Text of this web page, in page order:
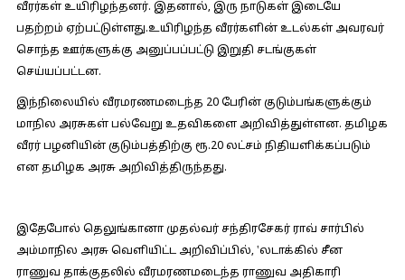
வீரர்கள் உயிரிழந்தனர். இதனால், இரு நாடுகள் இடையே
பதற்றம் ஏற்பட்டுள்ளது.உயிரிழந்த வீரர்களின் உடல்கள் அவரவர்
சொந்த ஊர்களுக்கு அனுப்பப்பட்டு இறுதி சடங்குகள்
செய்யப்பட்டன.
இந்நிலையில் வீரமரணமடைந்த 20 பேரின் குடும்பங்களுக்கும்
மாநில அரசுகள் பல்வேறு உதவிகளை அறிவித்துள்ளன. தமிழக
வீரர் பழனியின் குடும்பத்திற்கு ரூ.20 லட்சம் நிதியளிக்கப்படும்
என தமிழக அரசு அறிவித்திருந்தது.
இதேபோல் தெலுங்கானா முதல்வர் சந்திரசேகர் ராவ் சார்பில்
அம்மாநில அரசு வெளியிட்ட அறிவிப்பில், ‛லடாக்கில் சீன
ராணுவ தாக்குதலில் வீரமரணமடைந்த ராணுவ அதிகாரி